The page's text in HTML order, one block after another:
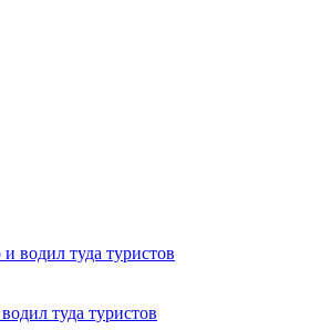
туда туристов